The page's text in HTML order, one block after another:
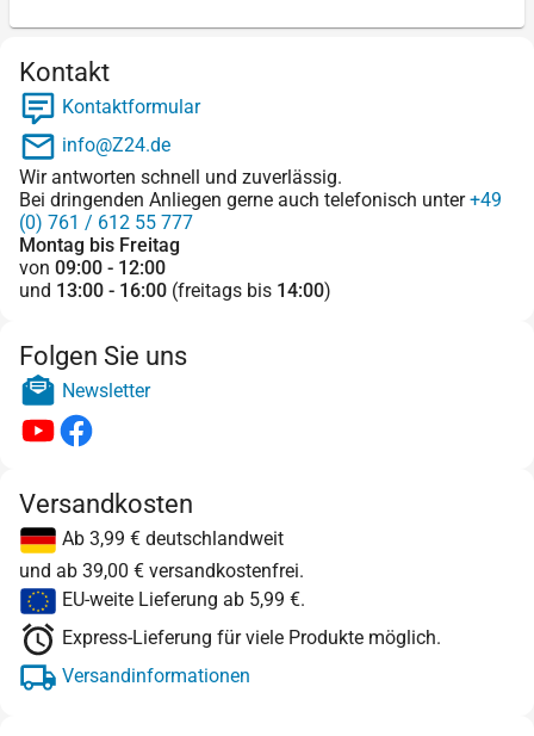
Kontakt
Kontaktformular
info@Z24.de
Wir antworten schnell und zuverlässig.
Bei dringenden Anliegen gerne auch telefonisch unter+49
(0) 761 / 612 55 777
Montag bis Freitag
von 09:00 - 12:00
und 13:00 - 16:00 (freitags bis 14:00)
Folgen Sie uns
Newsletter
Versandkosten
Ab 3,99 € deutschlandweit
und ab 39,00 € versandkostenfrei.
EU-weite Lieferung ab 5,99 €.
Express-Lieferung für viele Produkte möglich.
Versandinformationen